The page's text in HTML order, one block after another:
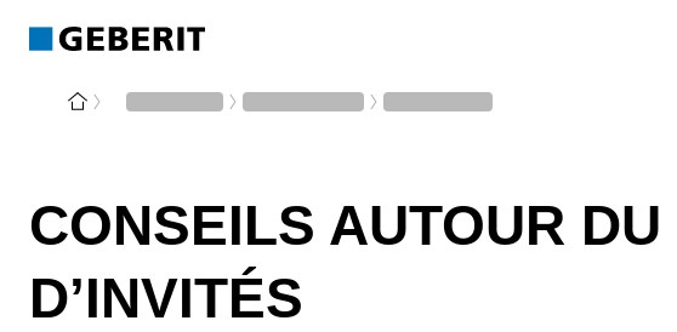
CONSEILS AUTOUR
D’INVITÉS